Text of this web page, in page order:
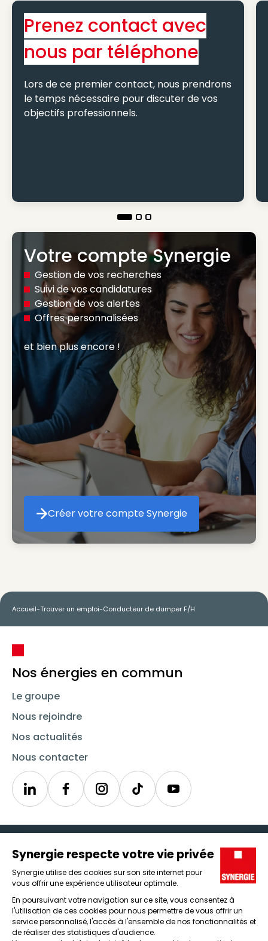
Prenez contact avec
nous par téléphone
Lors de ce premier contact, nous prendrons
le temps nécessaire pour discuter de vos
objectifs professionnels.
Votre compte Synergie
Gestion de vos recherches
Suivi de vos candidatures
Gestion de vos alertes
Offres personnalisées
et bien plus encore !
Créer votre compte Synergie
Créer votre compte Synergie
Accueil-Trouver un emploi-Conducteur de dumper F/H
Nos énergies en commun
Le groupe
Nous rejoindre
Nos actualités
Nous contacter
LinkedinSynergieInstagramTikTok Youtube
Icône d'illustration
Candidats
Entreprises
Icône d'illustration
Nos agences
Icône d'illustration
Conditions générales d'utilisation et mentions légales